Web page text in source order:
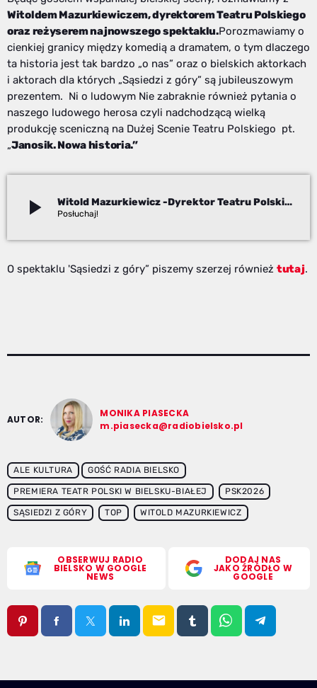
Witoldem Mazurkiewiczem, dyrektorem Teatru Polskiego
oraz reżyserem najnowszego spektaklu.Porozmawiamy o
cienkiej granicy między komedią a dramatem, o tym dlaczego
ta historia jest tak bardzo „o nas” oraz o bielskich aktorkach
i aktorach dla których „Sąsiedzi z góry” są jubileuszowym
prezentem. Ni o ludowym Nie zabraknie również pytania o
naszego ludowego herosa czyli nadchodzącą wielką
produkcję sceniczną na Dużej Scenie Teatru Polskiego pt.
„Janosik. Nowa historia.”
play_arrow Witold Mazurkiewicz -Dyrektor Teatru Polskiego oraz reżyser premierowego spektaklu „Sąsiedzi z góry”
O spektaklu 'Sąsiedzi z góry” piszemy szerzej również tutaj.
AUTOR:
MONIKA PIASECKA
m.piasecka@radiobielsko.pl
ALE KULTURA GOŚĆ RADIA BIELSKO
PREMIERA TEATR POLSKI W BIELSKU-BIAŁEJ PSK2026
SĄSIEDZI Z GÓRY TOP WITOLD MAZURKIEWICZ
OBSERWUJ RADIO
BIELSKO W GOOGLE
NEWS
DODAJ NAS
JAKO ŹRÓDŁO W
GOOGLE
email